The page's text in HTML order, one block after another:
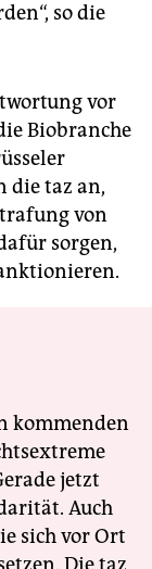
so die
vor
Biobranche
die taz an,
von
sorgen,
kommenden
jetzt
Auch
sich vor Ort